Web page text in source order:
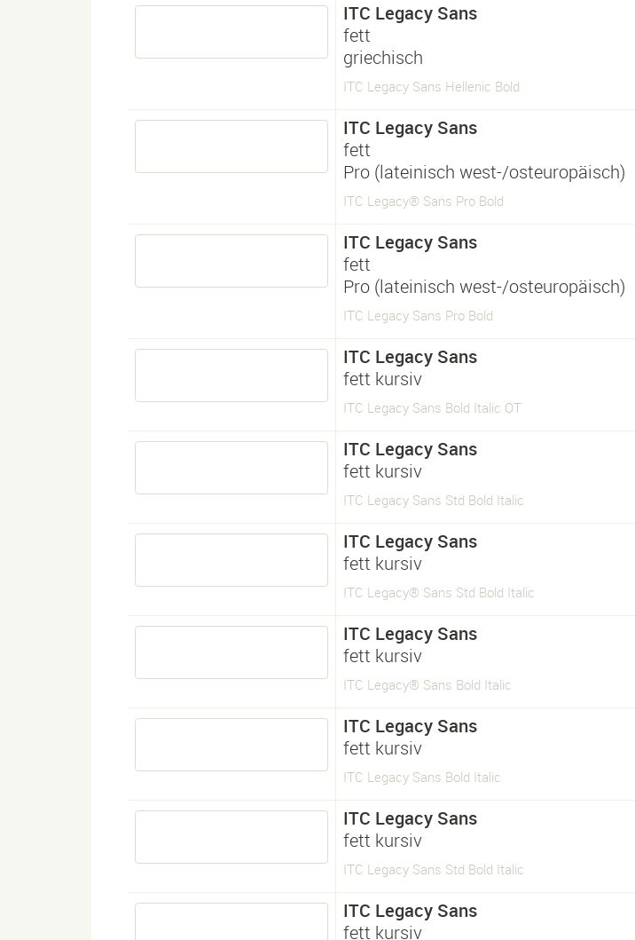
ITC Legacy Sans
fett
griechisch
ITC Legacy Sans Hellenic Bold
ITC Legacy Sans
fett
Pro (lateinisch west-/osteuropäisch)
ITC Legacy® Sans Pro Bold
ITC Legacy Sans
fett
Pro (lateinisch west-/osteuropäisch)
ITC Legacy Sans Pro Bold
ITC Legacy Sans
fett kursiv
ITC Legacy Sans Bold Italic OT
ITC Legacy Sans
fett kursiv
ITC Legacy Sans Std Bold Italic
ITC Legacy Sans
fett kursiv
ITC Legacy® Sans Std Bold Italic
ITC Legacy Sans
fett kursiv
ITC Legacy® Sans Bold Italic
ITC Legacy Sans
fett kursiv
ITC Legacy Sans Bold Italic
ITC Legacy Sans
fett kursiv
ITC Legacy Sans Std Bold Italic
ITC Legacy Sans
fett kursiv